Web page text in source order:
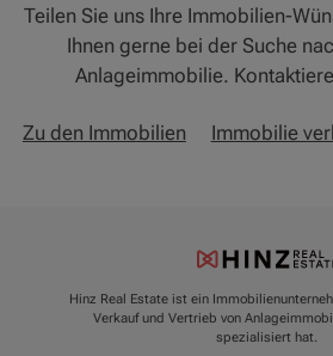
Teilen Sie uns Ihre Immobilien-
Ihnen gerne bei der Suche
Anlageimmobilie.
Zu den Immobilien Immobilie
Hinz Real Estate ist ein
Verkauf und Vertrieb von
spezialisiert hat.